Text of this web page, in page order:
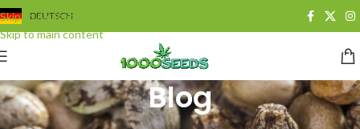
Skip to navigation
Skip to main content
DEUTSCH
Blog
GROWING,HYDROPONIC